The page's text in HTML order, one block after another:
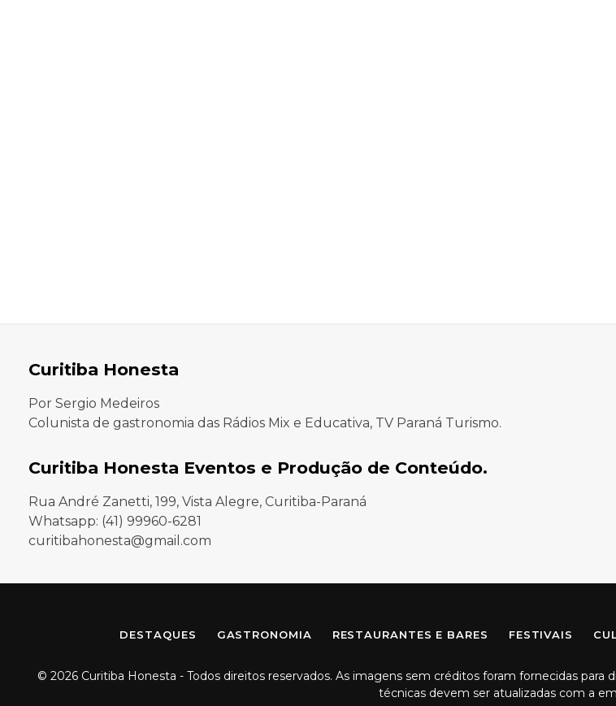
Curitiba Honesta
Por Sergio Medeiros
Colunista de gastronomia das Rádios Mix e Educativa, TV Paraná Turismo.
Curitiba Honesta Eventos e Produção de Conteúdo.
Rua André Zanetti, 199, Vista Alegre, Curitiba-Paraná
Whatsapp: (41) 99960-6281
curitibahonesta@gmail.com
DESTAQUES GASTRONOMIA RESTAURANTES E BARES FESTIVAIS
© 2026 Curitiba Honesta - Todos direitos reservados. As imagens sem créditos foram fornecidas para
técnicas devem ser atualizadas com a